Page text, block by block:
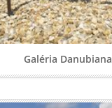
Galéria Danubiana